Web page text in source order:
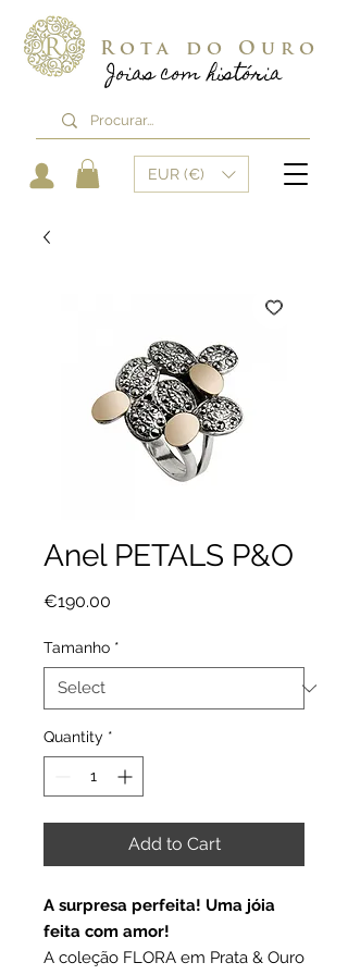
Joias com história
Rota do Ouro
EUR (€)
Anel PETALS P&O
€190.00
Tamanho *
Quantity *
Add to Cart
A surpresa perfeita! Uma jóia
feita com amor!
A coleção FLORA em Prata & Ouro